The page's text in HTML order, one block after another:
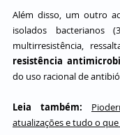
Além disso, um outro
isolados bacterianos
multirresistência,
resistência
do uso racional de
Leia também:
atualizações e tudo o